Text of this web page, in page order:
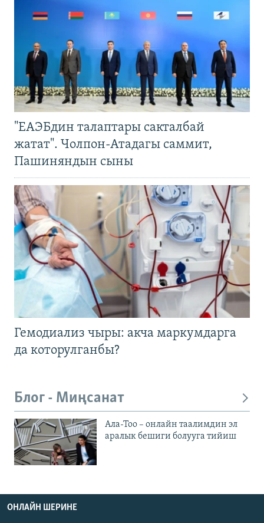
"ЕАЭБдин талаптары сакталбай
жатат". Чолпон-Атадагы саммит,
Пашиняндын сыны
Гемодиализ чыры: акча маркумдарга
да которулганбы?
Блог - Миңсанат
Ала-Тоо – онлайн таалимдин эл
аралык бешиги болууга тийиш
ОНЛАЙН ШЕРИНЕ